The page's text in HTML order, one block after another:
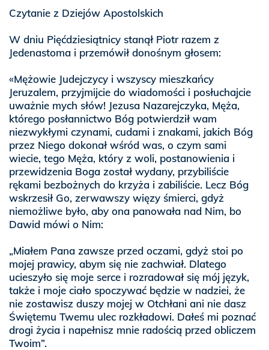
Czytanie z Dziejów Apostolskich
W dniu Pięćdziesiątnicy stanął Piotr razem z
Jedenastoma i przemówił donośnym głosem:
«Mężowie Judejczycy i wszyscy mieszkańcy
Jeruzalem, przyjmijcie do wiadomości i posłuchajcie
uważnie mych słów! Jezusa Nazarejczyka, Męża,
którego posłannictwo Bóg potwierdził wam
niezwykłymi czynami, cudami i znakami, jakich Bóg
przez Niego dokonał wśród was, o czym sami
wiecie, tego Męża, który z woli, postanowienia i
przewidzenia Boga został wydany, przybiliście
rękami bezbożnych do krzyża i zabiliście. Lecz Bóg
wskrzesił Go, zerwawszy więzy śmierci, gdyż
niemożliwe było, aby ona panowała nad Nim, bo
Dawid mówi o Nim:
„Miałem Pana zawsze przed oczami, gdyż stoi po
mojej prawicy, abym się nie zachwiał. Dlatego
ucieszyło się moje serce i rozradował się mój język,
także i moje ciało spoczywać będzie w nadziei, że
nie zostawisz duszy mojej w Otchłani ani nie dasz
Świętemu Twemu ulec rozkładowi. Dałeś mi poznać
drogi życia i napełnisz mnie radością przed obliczem
Twoim”.